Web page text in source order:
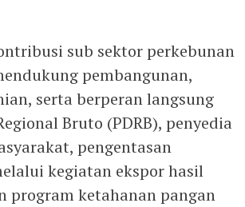
sub sektor perkebunan
pembangunan,
serta berperan langsung
Bruto (PDRB), penyedia
pengentasan
kegiatan ekspor hasil
program ketahanan pangan